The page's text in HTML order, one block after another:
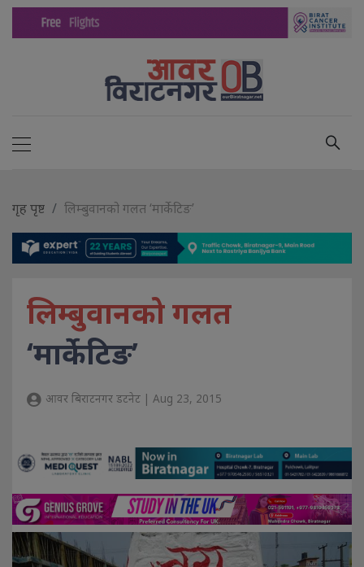
गृह पृष्ट लिम्बुवानको गलत ‘मार्केटिङ’
लिम्बुवानको गलत
‘मार्केटिङ’
आवर बिराटनगर डटनेट | Aug 23, 2015